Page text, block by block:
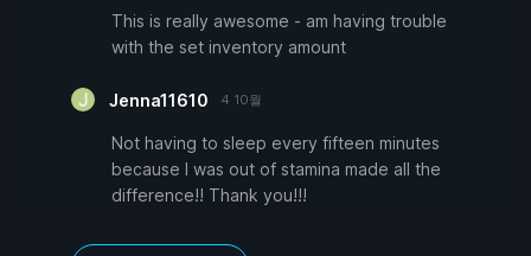
This is really awesome - am having trouble
with the set inventory amount
Jenna11610 4 10월
Not having to sleep every fifteen minutes
because I was out of stamina made all the
difference!! Thank you!!!